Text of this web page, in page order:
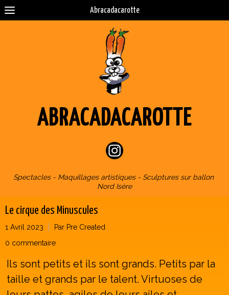
Abracadacarotte
ABRACADACAROTTE
Spectacles - Maquillages artistiques - Sculptures sur ballon
Nord Isère
Le cirque des Minuscules
1 Avril 2023
Par Pre Created
0 commentaire
Ils sont petits et ils sont grands. Petits par la
taille et grands par le talent. Virtuoses de